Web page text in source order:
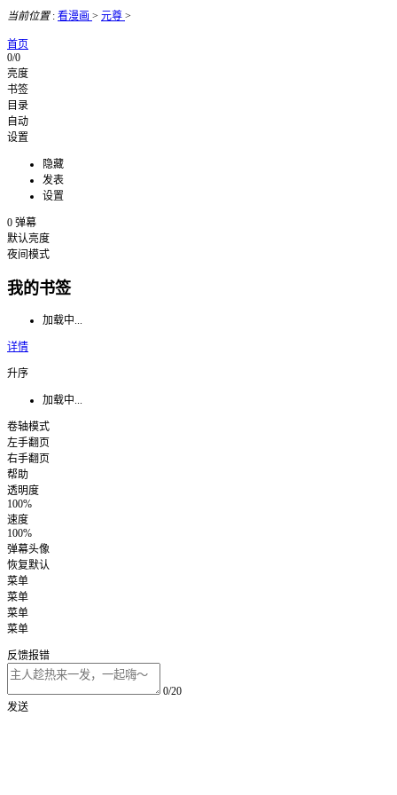
当前位置: 看漫画 > 元尊 >
首页
0/0
亮度
书签
目录
自动
设置
隐藏
发表
设置
0 弹幕
默认亮度
夜间模式
我的书签
加载中...
详情
升序
加载中...
卷轴模式
左手翻页
右手翻页
帮助
透明度
100%
速度
100%
弹幕头像
恢复默认
菜单
菜单
菜单
菜单
反馈报错
0/20
发送